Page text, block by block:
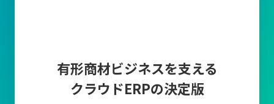
有形商材ビジネスを支える
クラウドERPの決定版